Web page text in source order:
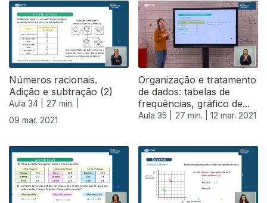
Números racionais.
Adição e subtração (2)
Aula 34 |
27 min. |
09 mar. 2021
Organização e tratamento
de dados: tabelas de
frequências, gráfico de...
Aula 35 | 27 min. | 12 mar. 2021
530113